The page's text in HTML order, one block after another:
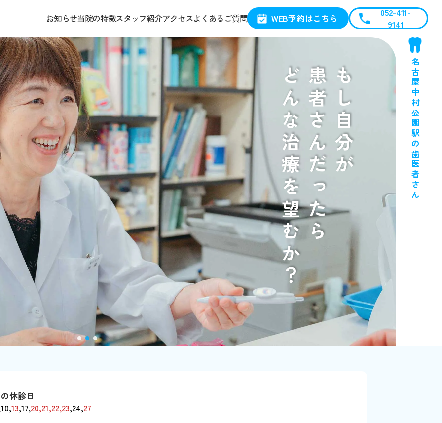
お知らせ当院の特徴スタッフ紹介アクセスよくあるご質問 WEB予約はこちら
052-411-
9141
名古屋中村公園駅の歯医者さん
もし自分が
患者さんだったら
どんな治療を望むか？
休診日
13,17,20,21,22,23,24,27